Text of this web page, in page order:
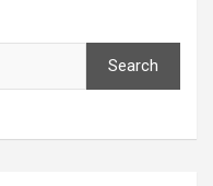
Search